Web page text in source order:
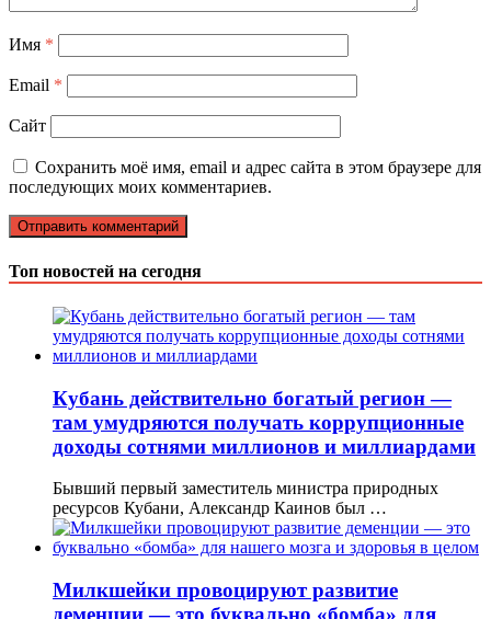
Имя *
Email *
Сайт
Сохранить моё имя, email и адрес сайта в этом браузере для
последующих моих комментариев.
Топ новостей на сегодня
Кубань действительно богатый регион —
там умудряются получать коррупционные
доходы сотнями миллионов и миллиардами
Бывший первый заместитель министра природных
ресурсов Кубани, Александр Каинов был …
Милкшейки провоцируют развитие
деменции — это буквально «бомба» для